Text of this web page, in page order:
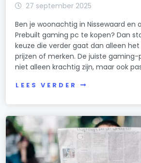
27 september 2025
Ben je woonachtig in Nissewaard en
Prebuilt gaming pc te kopen? Dan
keuze die verder gaat dan alleen
prijzen of merken. De juiste
niet alleen krachtig zijn, maar ook
LEES VERDER